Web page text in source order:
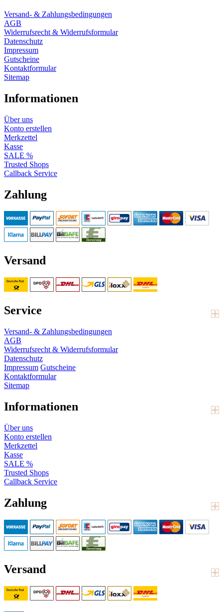
Versand- & Zahlungsbedingungen
AGB
Widerrufsrecht & Widerrufsformular
Datenschutz
Impressum
Gutscheine
Kontaktformular
Sitemap
Informationen
Über uns
Konto erstellen
Merkzettel
Kasse
SALE %
Trusted Shops
Callback Service
Zahlung
Versand
Service
Versand- & Zahlungsbedingungen
AGB
Widerrufsrecht & Widerrufsformular
Datenschutz
Impressum Gutscheine
Kontaktformular
Sitemap
Informationen
Über uns
Konto erstellen
Merkzettel
Kasse
SALE %
Trusted Shops
Callback Service
Zahlung
Versand